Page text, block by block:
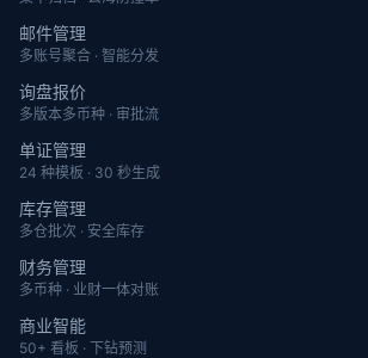
邮件管理
多账号聚合 · 智能分发
询盘报价
多版本多币种 · 审批流
单证管理
24 种模板 · 30 秒生成
库存管理
多仓批次 · 安全库存
财务管理
多币种 · 业财一体对账
商业智能
50+ 看板 · 下钻预测